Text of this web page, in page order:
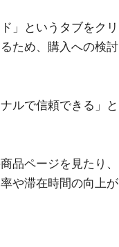
」というタブをクリ
ため、購入への検討
ルで信頼できる」と
品ページを見たり、
や滞在時間の向上が